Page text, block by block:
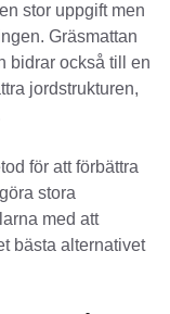
stor uppgift men
Gräsmattan
bidrar också till en
jordstrukturen,
för att förbättra
stora
med att
bästa alternativet